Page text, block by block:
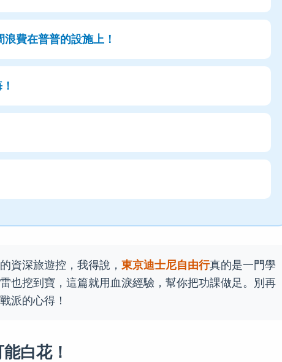
費在普普的設施上！
資深旅遊控，我得說， 東京迪士尼自由行真的是一門學
也挖到寶，這篇就用血淚經驗，幫你把功課做足。別再
派的心得！
白花！